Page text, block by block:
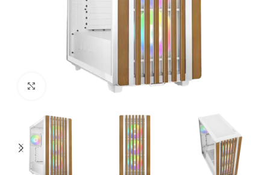
Click to enlarge